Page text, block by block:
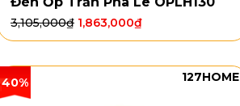
3,105,000₫ 1,863,000₫
40% 127HOME